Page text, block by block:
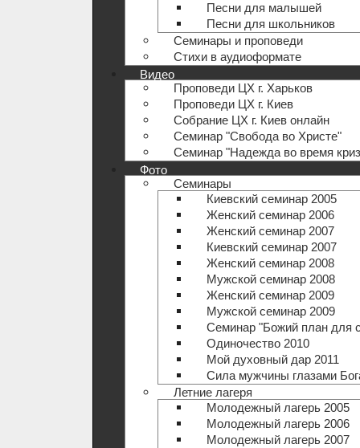
Песни для малышей
Песни для школьников
Семинары и проповеди
Стихи в аудиоформате
Видео
Проповеди ЦХ г. Харьков
Проповеди ЦХ г. Киев
Собрание ЦХ г. Киев онлайн
Семинар "Свобода во Христе"
Семинар "Надежда во время
Фото
Семинары
Киевский семинар 2005
Женский семинар 2006
Женский семинар 2007
Киевский семинар 2007
Женский семинар 2008
Мужской семинар 2008
Женский семинар 2009
Мужской семинар 2009
Семинар "Божий план для
Одиночество 2010
Мой духовный дар 2011
Сила мужчины глазами
Летние лагеря
Молодежный лагерь 2005
Молодежный лагерь 2006
Молодежный лагерь 2007